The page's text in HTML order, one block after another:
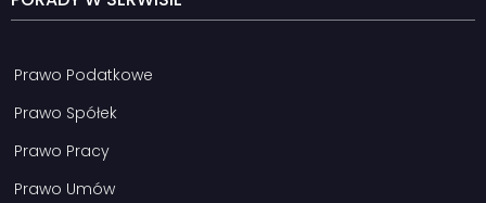
Prawo Podatkowe
Prawo Spółek
Prawo Pracy
Prawo Umów